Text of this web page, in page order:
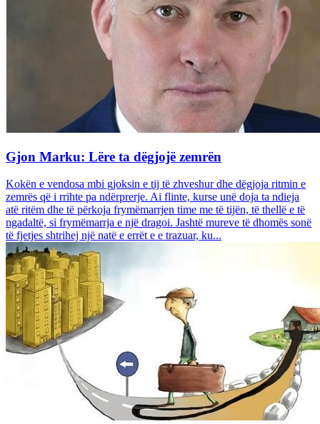
Gjon Marku: Lëre ta dëgjojë zemrën
Kokën e vendosa mbi gjoksin e tij të zhveshur dhe dëgjoja ritmin e
zemrës që i rrihte pa ndërprerje. Ai flinte, kurse unë doja ta ndieja
atë ritëm dhe të përkoja frymëmarrjen time me të tijën, të thellë e të
ngadaltë, si frymëmarrja e një dragoi. Jashtë mureve të dhomës sonë
të fjetjes shtrihej një natë e errët e e trazuar, ku...